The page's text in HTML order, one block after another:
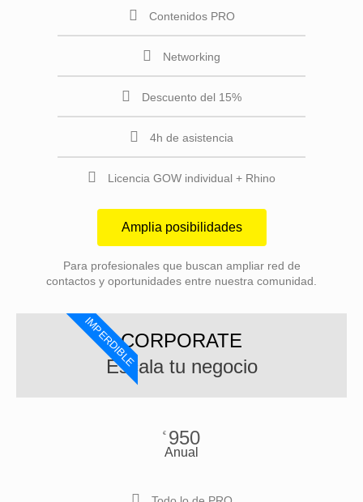
Contenidos PRO
Networking
Descuento del 15%
4h de asistencia
Licencia GOW individual + Rhino
Amplia posibilidades
Para profesionales que buscan ampliar red de
contactos y oportunidades entre nuestra comunidad.
IMPERDIBLECORPORATE
Escala tu negocio
€ 950
Anual